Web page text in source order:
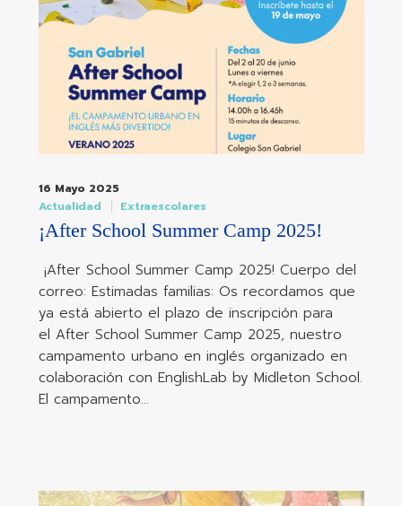
16 Mayo 2025
Actualidad
Extraescolares
¡After School Summer Camp 2025!
¡After School Summer Camp 2025! Cuerpo del
correo: Estimadas familias: Os recordamos que
ya está abierto el plazo de inscripción para
el After School Summer Camp 2025, nuestro
campamento urbano en inglés organizado en
colaboración con EnglishLab by Midleton School.
El campamento…